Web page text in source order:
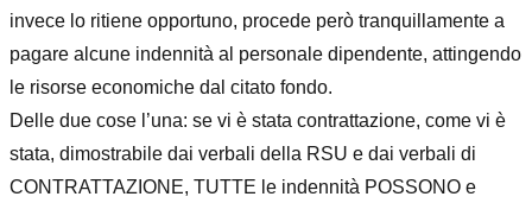
invece lo ritiene opportuno, procede però tranquillamente a
pagare alcune indennità al personale dipendente, attingendo
le risorse economiche dal citato fondo.
Delle due cose l’una: se vi è stata contrattazione, come vi è
stata, dimostrabile dai verbali della RSU e dai verbali di
CONTRATTAZIONE, TUTTE le indennità POSSONO e